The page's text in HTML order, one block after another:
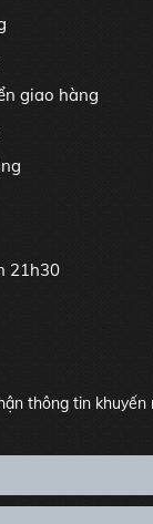
giao hàng
21h30
thông tin